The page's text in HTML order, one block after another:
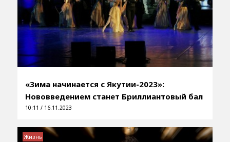
«Зима начинается с Якутии-2023»:
Нововведением станет Бриллиантовый бал
10:11 / 16.11.2023
Жизнь